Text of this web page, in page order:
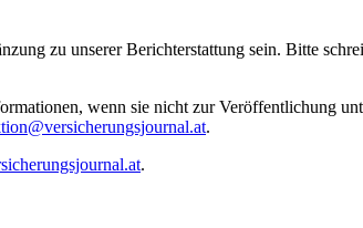
zu unserer Berichterstattung sein. Bitte
wenn sie nicht zur Veröffentlichung
.
.